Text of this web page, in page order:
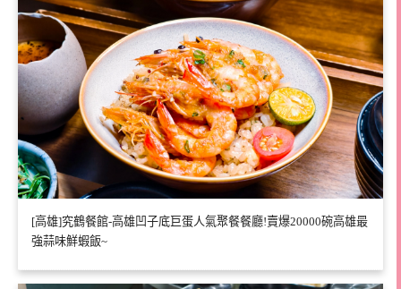
[高雄]究鶴餐館-高雄凹子底巨蛋人氣聚餐餐廳!賣爆20000碗高雄最
強蒜味鮮蝦飯~